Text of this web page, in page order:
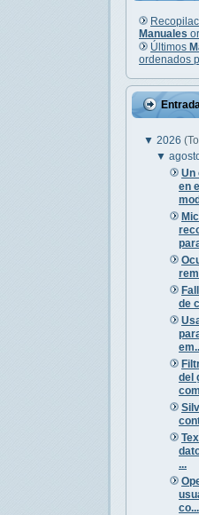
Manuales
Últimos
ordenados
▼ 2026
▼
Un
en
de
del
...
co...